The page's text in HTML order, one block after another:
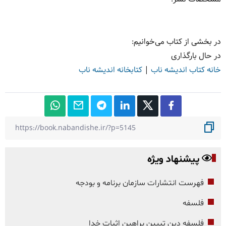
در بخشی از کتاب می‌خوانیم:
در حال بارگذاری
خانه کتاب اندیشه ناب | کتابخانه اندیشه ناب
پیشنهاد ویژه
فهرست انتشارات سازمان برنامه و بودجه
فلسفه
فلسفه دین تبیین براهین اثبات خدا